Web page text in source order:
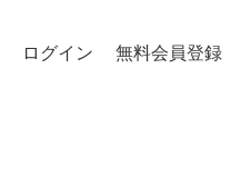
ログイン 無料会員登録